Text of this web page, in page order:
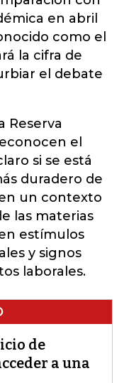
en abril
como el
la cifra de
el debate
Reserva
el
si se está
duradero de
un contexto
las materias
estímulos
y signos
laborales.
de
a una